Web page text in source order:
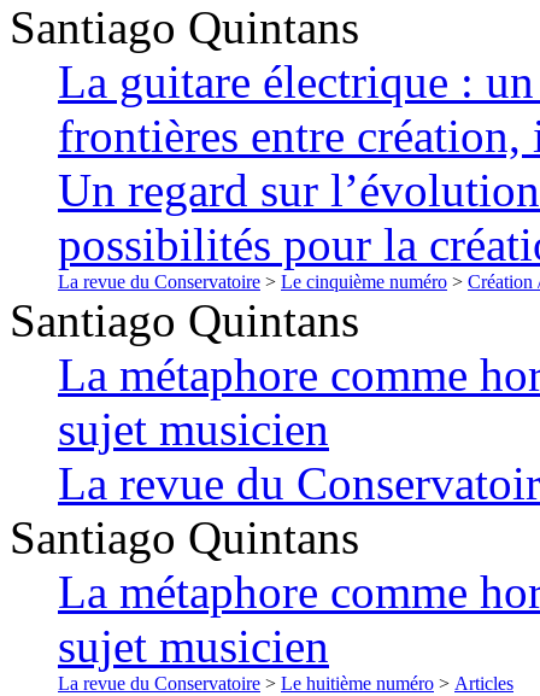
Santiago Quintans
La guitare électrique :
frontières entre
Un regard sur
possibilités pour la
La revue du Conservatoire > Le cinquième numéro > Création
Santiago Quintans
La métaphore comme
sujet musicien
La revue du
Santiago Quintans
La métaphore comme
sujet musicien
La revue du Conservatoire > Le huitième numéro > Articles